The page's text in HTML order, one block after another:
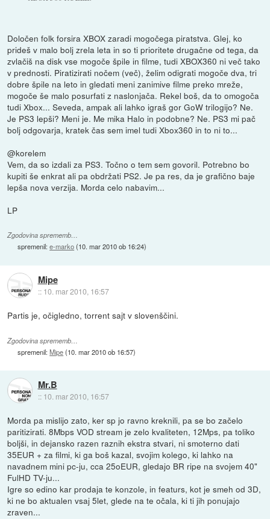
Določen folk forsira XBOX zaradi mogočega piratstva. Glej, ko
prideš v malo bolj zrela leta in so ti prioritete drugačne od tega, da
zvlačiš na disk vse mogoče špile in filme, tudi XBOX360 ni več tako
v prednosti. Piratizirati nočem (več), želim odigrati mogoče dva, tri
dobre špile na leto in gledati meni zanimive filme preko mreže,
mogoče še malo posurfati z naslonjača. Rekel boš, da to omogoča
tudi Xbox... Seveda, ampak ali lahko igraš gor GoW trilogijo? Ne.
Je PS3 lepši? Meni je. Me mika Halo in podobne? Ne. PS3 mi pač
bolj odgovarja, kratek čas sem imel tudi Xbox360 in to ni to...
@korelem
Vem, da so izdali za PS3. Točno o tem sem govoril. Potrebno bo
kupiti še enkrat ali pa obdržati PS2. Je pa res, da je grafično baje
lepša nova verzija. Morda celo nabavim...
LP
Zgodovina sprememb…
spremenil:e-marko(10. mar 2010 ob 16:24)
Mipe
:: 10. mar 2010, 16:57
Partis je, očigledno, torrent sajt v slovenščini.
Zgodovina sprememb…
spremenil:Mipe(10. mar 2010 ob 16:57)
Mr.B
:: 10. mar 2010, 16:57
Morda pa mislijo zato, ker sp jo ravno kreknili, pa se bo začelo
paritizirati. 8Mbps VOD stream je zelo kvaliteten, 12Mps, pa toliko
boljši, in dejansko razen raznih ekstra stvari, ni smoterno dati
35EUR + za filmi, ki ga boš kazal, svojim kolego, ki lahko na
navadnem mini pc-ju, cca 25oEUR, gledajo BR ripe na svojem 40"
FulHD TV-ju...
Igre so edino kar prodaja te konzole, in featurs, kot je smeh od 3D,
ki ne bo aktualen vsaj 5let, glede na te očala, ki ti jih ponujajo
zraven...